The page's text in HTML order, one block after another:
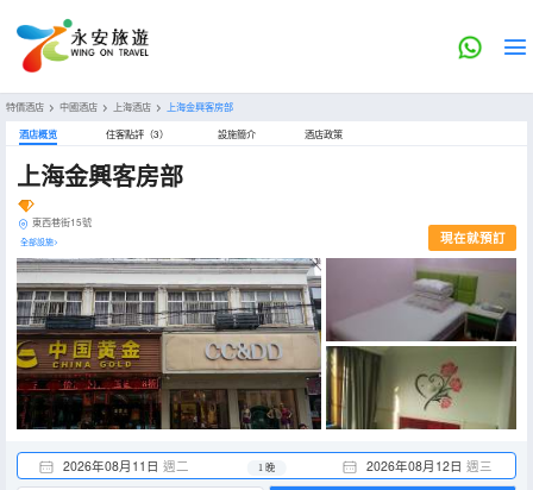
特價酒店 > 中國酒店 > 上海酒店 > 上海金興客房部
酒店概览 住客點評（3） 設施簡介 酒店政策
上海金興客房部
東西巷街15號
全部設施> 現在就預訂
2026年08月11日 週二 2026年08月12日 週三
1 晚